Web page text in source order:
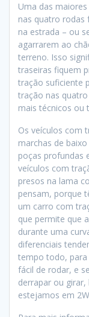
Uma das
nas quatro rodas
na estrada – ou
agarrarem ao
terreno. Isso
traseiras fiquem
tração suficiente
tração nas
mais técnicos ou
Os veículos com
marchas de
poças profundas
veículos com
presos na lama
pensam, porque
um carro com
que permite que
durante uma
diferenciais
tempo todo, para
fácil de rodar, e
derrapar ou
estejamos em